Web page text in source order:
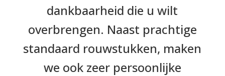
dankbaarheid die u wilt
overbrengen. Naast prachtige
standaard rouwstukken, maken
we ook zeer persoonlijke